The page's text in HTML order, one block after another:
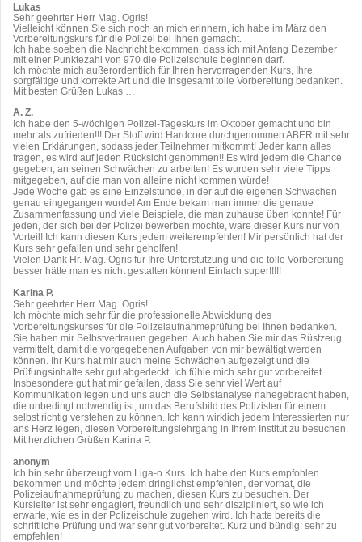
Lukas
Sehr geehrter Herr Mag. Ogris!
Vielleicht können Sie sich noch an mich erinnern, ich habe im März den
Vorbereitungskurs für die Polizei bei Ihnen gemacht.
Ich habe soeben die Nachricht bekommen, dass ich mit Anfang Dezember
mit einer Punktezahl von 970 die Polizeischule beginnen darf.
Ich möchte mich außerordentlich für Ihren hervorragenden Kurs, Ihre
sorgfältige und korrekte Art und die insgesamt tolle Vorbereitung bedanken.
Mit besten Grüßen Lukas …
A. Z.
Ich habe den 5-wöchigen Polizei-Tageskurs im Oktober gemacht und bin
mehr als zufrieden!!! Der Stoff wird Hardcore durchgenommen ABER mit sehr
vielen Erklärungen, sodass jeder Teilnehmer mitkommt! Jeder kann alles
fragen, es wird auf jeden Rücksicht genommen!! Es wird jedem die Chance
gegeben, an seinen Schwächen zu arbeiten! Es wurden sehr viele Tipps
mitgegeben, auf die man von alleine nicht kommen würde!
Jede Woche gab es eine Einzelstunde, in der auf die eigenen Schwächen
genau eingegangen wurde! Am Ende bekam man immer die genaue
Zusammenfassung und viele Beispiele, die man zuhause üben konnte! Für
jeden, der sich bei der Polizei bewerben möchte, wäre dieser Kurs nur von
Vorteil! Ich kann diesen Kurs jedem weiterempfehlen! Mir persönlich hat der
Kurs sehr gefallen und sehr geholfen!
Vielen Dank Hr. Mag. Ogris für Ihre Unterstützung und die tolle Vorbereitung -
besser hätte man es nicht gestalten können! Einfach super!!!!!
Karina P.
Sehr geehrter Herr Mag. Ogris!
Ich möchte mich sehr für die professionelle Abwicklung des
Vorbereitungskurses für die Polizeiaufnahmeprüfung bei Ihnen bedanken.
Sie haben mir Selbstvertrauen gegeben. Auch haben Sie mir das Rüstzeug
vermittelt, damit die vorgegebenen Aufgaben von mir bewältigt werden
können. Ihr Kurs hat mir auch meine Schwächen aufgezeigt und die
Prüfungsinhalte sehr gut abgedeckt. Ich fühle mich sehr gut vorbereitet.
Insbesondere gut hat mir gefallen, dass Sie sehr viel Wert auf
Kommunikation legen und uns auch die Selbstanalyse nahegebracht haben,
die unbedingt notwendig ist, um das Berufsbild des Polizisten für einem
selbst richtig verstehen zu können. Ich kann wirklich jedem Interessierten nur
ans Herz legen, diesen Vorbereitungslehrgang in Ihrem Institut zu besuchen.
Mit herzlichen Grüßen Karina P.
anonym
Ich bin sehr überzeugt vom Liga-o Kurs. Ich habe den Kurs empfohlen
bekommen und möchte jedem dringlichst empfehlen, der vorhat, die
Polizeiaufnahmeprüfung zu machen, diesen Kurs zu besuchen. Der
Kursleiter ist sehr engagiert, freundlich und sehr diszipliniert, so wie ich
erwarte, wie es in der Polizeischule zugehen wird. Ich hatte bereits die
schriftliche Prüfung und war sehr gut vorbereitet. Kurz und bündig: sehr zu
empfehlen!